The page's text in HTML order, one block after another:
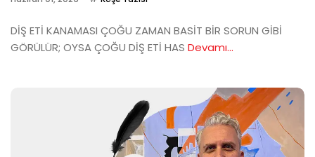
DİŞ ETİ KANAMASI ÇOĞU ZAMAN BASİT BİR SORUN GİBİ
GÖRÜLÜR; OYSA ÇOĞU DİŞ ETİ HAS Devamı...